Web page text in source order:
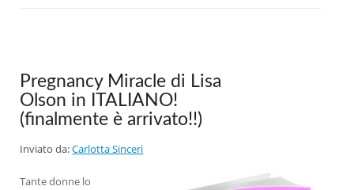
Pregnancy Miracle di Lisa
Olson in ITALIANO!
(finalmente è arrivato!!)
Inviato da:Carlotta Sinceri
Tante donne lo